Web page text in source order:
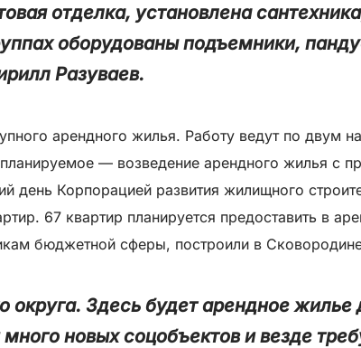
отделка, установлена
оборудованы подъемники,
Разуваев.
арендного жилья. Работу ведут по двум
— возведение арендного жилья с
Корпорацией развития жилищного
67 квартир планируется предоставить в
бюджетной сферы, построили в
Здесь будет арендное
новых соцобъектов и везде